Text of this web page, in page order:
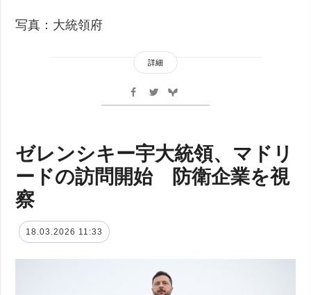
写真：大統領府
詳細
ゼレンシキー宇大統領、マドリ
ードの訪問開始 防衛企業を視
察
18.03.2026 11:33